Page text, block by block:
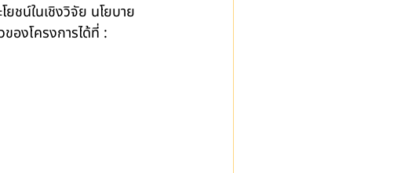
ชน์ในเชิงวิจัย นโยบาย
องโครงการได้ที่ :